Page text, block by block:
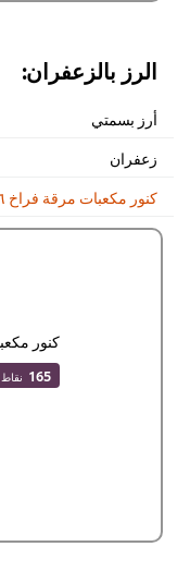
الرز بالزعفران:
أرز بسمتي
زعفران
كنور مكعبات مرقة فراخ ٦×١٢٠×٨جم
كنور مكعبات
165 نقاط